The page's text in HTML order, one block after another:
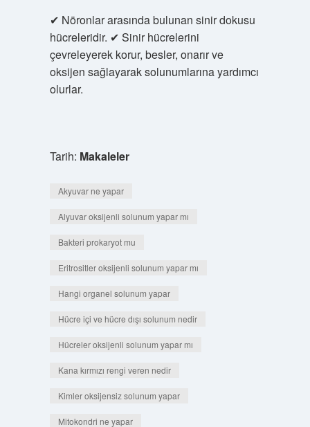
✔ Nöronlar arasında bulunan sinir dokusu
hücreleridir. ✔ Sinir hücrelerini
çevreleyerek korur, besler, onarır ve
oksijen sağlayarak solunumlarına yardımcı
olurlar.
Tarih: Makaleler
Akyuvar ne yapar
Alyuvar oksijenli solunum yapar mı
Bakteri prokaryot mu
Eritrositler oksijenli solunum yapar mı
Hangi organel solunum yapar
Hücre içi ve hücre dışı solunum nedir
Hücreler oksijenli solunum yapar mı
Kana kırmızı rengi veren nedir
Kimler oksijensiz solunum yapar
Mitokondri ne yapar